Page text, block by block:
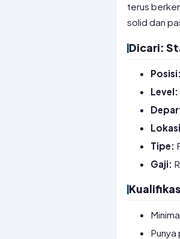
terus
solid dan
Dicari:
Posisi:
Level:
Tipe:
Gaji: